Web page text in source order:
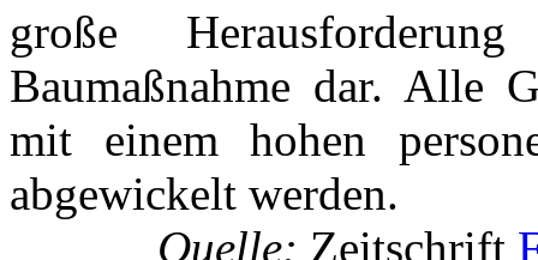
große
Baumaßnahme dar. Alle
mit einem hohen
abgewickelt werden.
Quelle: Zeitschrift